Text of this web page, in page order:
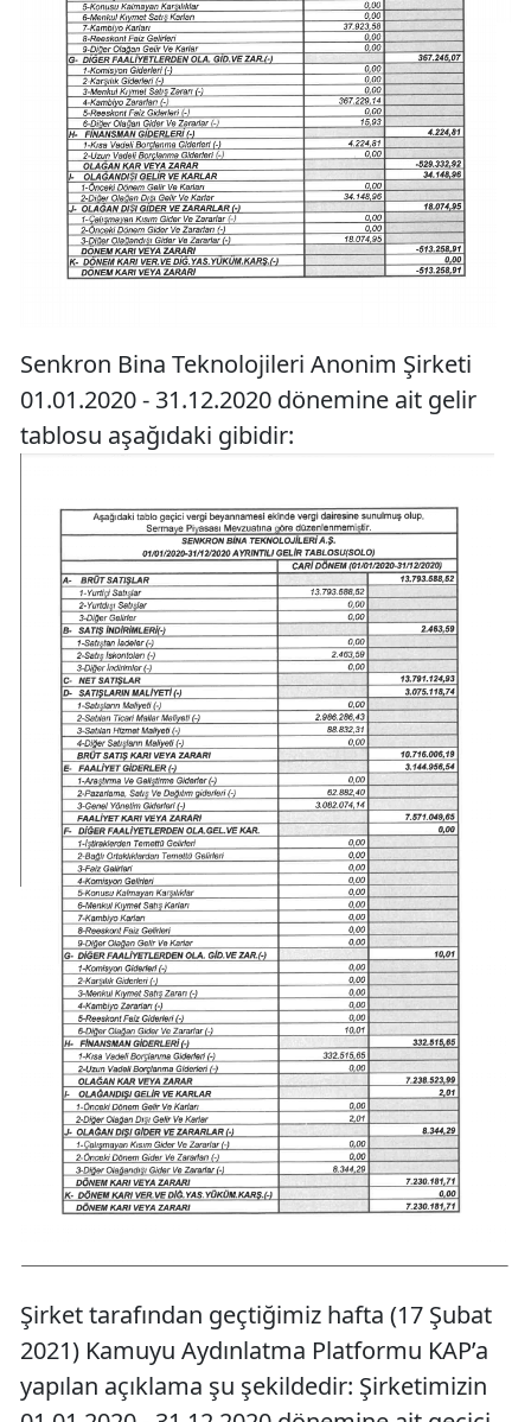
Senkron Bina Teknolojileri Anonim Şirketi
01.01.2020 - 31.12.2020 dönemine ait gelir
tablosu aşağıdaki gibidir:
Şirket tarafından geçtiğimiz hafta (17 Şubat
2021) Kamuyu Aydınlatma Platformu KAP’a
yapılan açıklama şu şekildedir: Şirketimizin